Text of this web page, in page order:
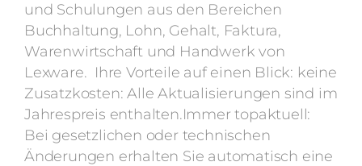
und Schulungen aus den Bereichen
Buchhaltung, Lohn, Gehalt, Faktura,
Warenwirtschaft und Handwerk von
Lexware. Ihre Vorteile auf einen Blick: keine
Zusatzkosten: Alle Aktualisierungen sind im
Jahrespreis enthalten.Immer topaktuell:
Bei gesetzlichen oder technischen
Änderungen erhalten Sie automatisch eine